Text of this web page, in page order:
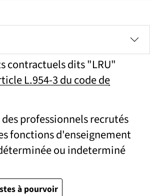
contractuels dits "LRU"
L.954-3 du code de
professionnels recrutés
fonctions d'enseignement
ou indeterminé
à pourvoir